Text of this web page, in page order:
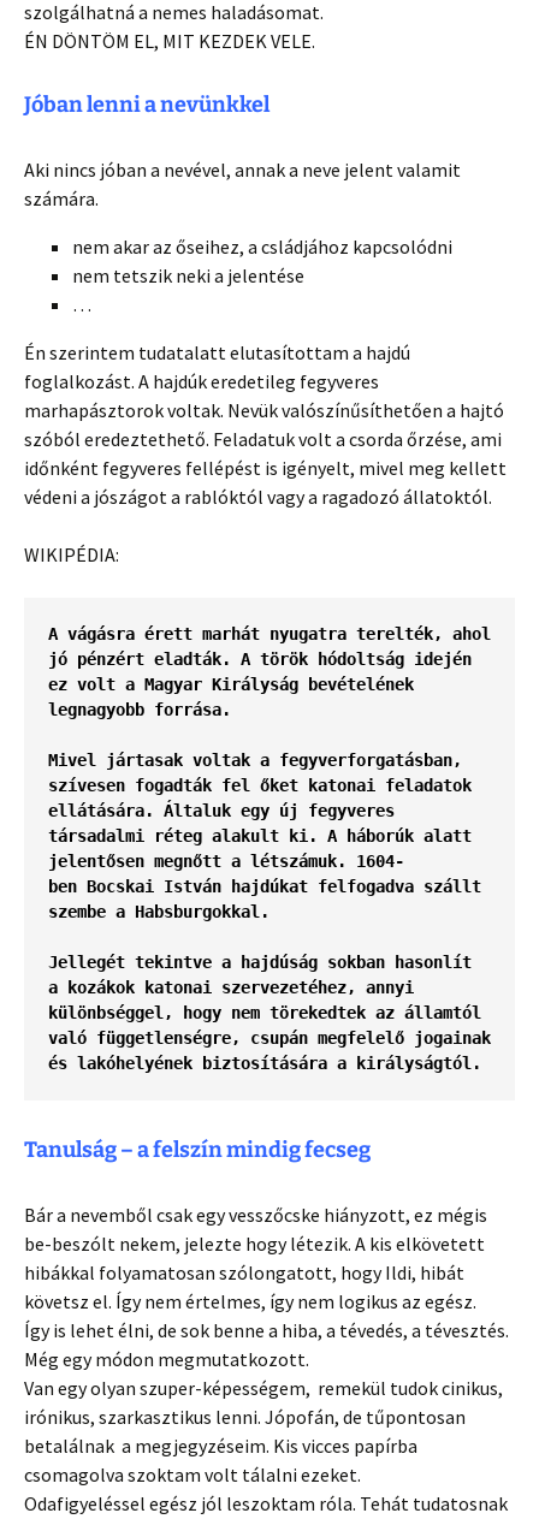
szolgálhatná a nemes haladásomat.
ÉN DÖNTÖM EL, MIT KEZDEK VELE.
Jóban lenni a nevünkkel
Aki nincs jóban a nevével, annak a neve jelent valamit
számára.
nem akar az őseihez, a csládjához kapcsolódni
nem tetszik neki a jelentése
…
Én szerintem tudatalatt elutasítottam a hajdú
foglalkozást. A hajdúk eredetileg fegyveres
marhapásztorok voltak. Nevük valószínűsíthetően a hajtó
szóból eredeztethető. Feladatuk volt a csorda őrzése, ami
időnként fegyveres fellépést is igényelt, mivel meg kellett
védeni a jószágot a rablóktól vagy a ragadozó állatoktól.
WIKIPÉDIA:
A vágásra érett marhát nyugatra terelték, ahol
jó pénzért eladták. A török hódoltság idején
ez volt a Magyar Királyság bevételének
legnagyobb forrása.
Mivel jártasak voltak a fegyverforgatásban,
szívesen fogadták fel őket katonai feladatok
ellátására. Általuk egy új fegyveres
társadalmi réteg alakult ki. A háborúk alatt
jelentősen megnőtt a létszámuk. 1604-
ben Bocskai István hajdúkat felfogadva szállt
szembe a Habsburgokkal.
Jellegét tekintve a hajdúság sokban hasonlít
a
kozákok katonai szervezetéhez, annyi
különbséggel, hogy nem törekedtek az államtól
való függetlenségre, csupán megfelelő jogainak
és lakóhelyének biztosítására a királyságtól.
Tanulság – a felszín mindig fecseg
Bár a nevemből csak egy vesszőcske hiányzott, ez mégis
be-beszólt nekem, jelezte hogy létezik. A kis elkövetett
hibákkal folyamatosan szólongatott, hogy Ildi, hibát
követsz el. Így nem értelmes, így nem logikus az egész.
Így is lehet élni, de sok benne a hiba, a tévedés, a tévesztés.
Még egy módon megmutatkozott.
Van egy olyan szuper-képességem, remekül tudok cinikus,
irónikus, szarkasztikus lenni. Jópofán, de tűpontosan
betalálnak a megjegyzéseim. Kis vicces papírba
csomagolva szoktam volt tálalni ezeket.
Odafigyeléssel egész jól leszoktam róla. Tehát tudatosnak